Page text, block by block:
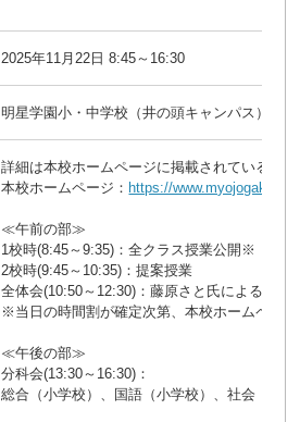
2025年11月22日 8:45～16:30
明星学園小・中学校（井の頭キャンパス）
詳細は本校ホームページに掲載されている要
本校ホームページ： https://
≪午前の部≫
1校時(8:45～9:35)：全クラス授業公開※
2校時(9:45～10:35)：提案授業
全体会(10:50～12:30)：藤原さと氏による講演
※当日の時間割が確定次第、本校ホームペー
≪午後の部≫
分科会(13:30～16:30)：
総合（小学校）、国語（小学校）、社会（小